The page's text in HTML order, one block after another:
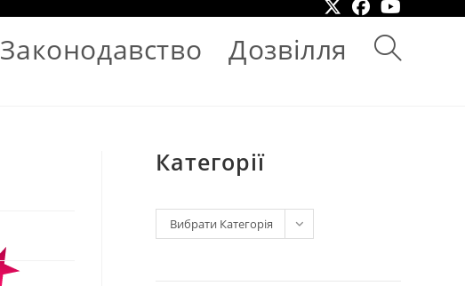
Законодавство Дозвілля
Категорії
Вибрати Категорія